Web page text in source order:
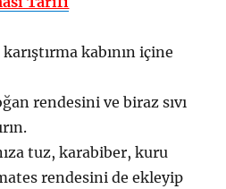
kabının içine
rendesini ve biraz sıvı
tuz, karabiber, kuru
rendesini de ekleyip